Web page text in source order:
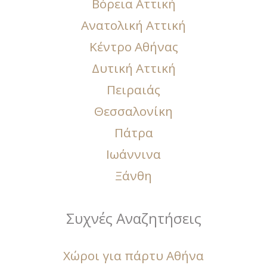
Βόρεια Αττική
Ανατολική Αττική
Κέντρο Αθήνας
Δυτική Αττική
Πειραιάς
Θεσσαλονίκη
Πάτρα
Ιωάννινα
Ξάνθη
Συχνές Αναζητήσεις
Χώροι για πάρτυ Αθήνα